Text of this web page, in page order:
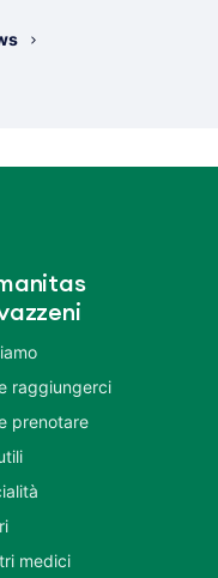
raggiungerci
prenotare
medici